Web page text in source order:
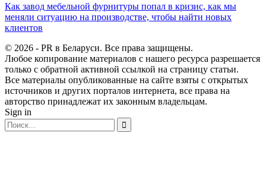
Как завод мебельной фурнитуры попал в кризис, как мы
меняли ситуацию на производстве, чтобы найти новых
клиентов
© 2026 - PR в Беларуси. Все права защищены.
Любое копирование материалов с нашего ресурса разрешается
только с обратной активной ссылкой на страницу статьи.
Все материалы опубликованные на сайте взяты с открытых
источников и других порталов интернета, все права на
авторство принадлежат их законным владельцам.
Sign in